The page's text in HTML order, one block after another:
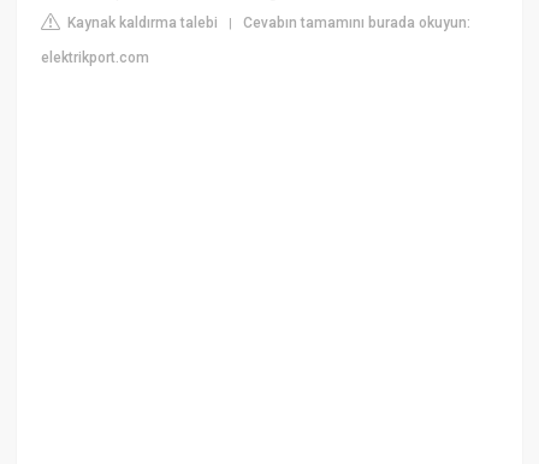
Kaynak kaldırma talebi |Cevabın tamamını burada okuyun:
elektrikport.com